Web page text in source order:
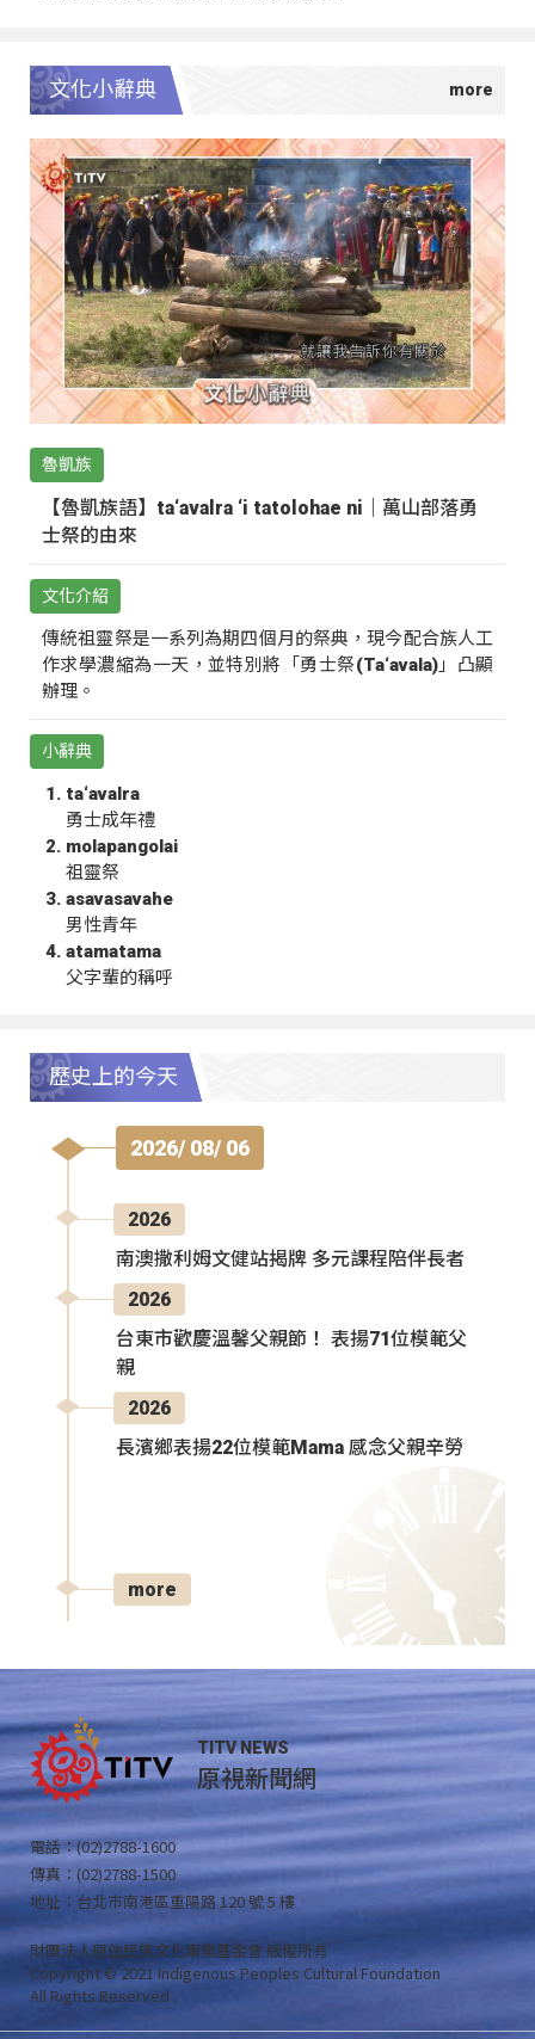
文化小辭典
魯凱族
【魯凱族語】ta‘avalra ‘i tatolohae ni｜萬山部落勇
士祭的由來
文化介紹
傳統祖靈祭是一系列為期四個月的祭典，現今配合族人工
作求學濃縮為一天，並特別將「勇士祭(Ta‘avala)」凸顯
辦理。
小辭典
ta‘avalra
勇士成年禮
molapangolai
祖靈祭
asavasavahe
男性青年
atamatama
父字輩的稱呼
歷史上的今天
2026/ 08/ 06
2026
南澳撒利姆文健站揭牌 多元課程陪伴長者
2026
台東市歡慶溫馨父親節！ 表揚71位模範父
親
2026
長濱鄉表揚22位模範Mama 感念父親辛勞
more
TITV NEWS
原視新聞網
電話：(02)2788-1600
傳真：(02)2788-1500
地址：台北市南港區重陽路 120 號 5 樓
財團法人原住民族文化事業基金會 版權所有
Copyright © 2021 Indigenous Peoples Cultural Foundation
All Rights Reserved .